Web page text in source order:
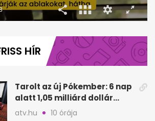
HÍR
Tarolt az új Pókember: 6 nap
alatt 1,05 milliárd dollár
bevétel
atv.hu 10 órája